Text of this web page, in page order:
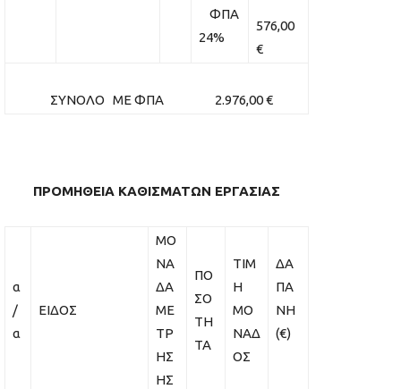
ΦΠΑ
24%
576,00
€
ΣΥΝΟΛΟ ΜΕ ΦΠΑ 2.976,00 €
ΠΡΟΜΗΘΕΙΑ ΚΑΘΙΣΜΑΤΩΝ ΕΡΓΑΣΙΑΣ
α
/
α
ΕΙΔΟΣ
ΜΟ
ΝΑ
ΔΑ
ΜΕ
ΤΡ
ΗΣ
ΗΣ
ΠΟ
ΣΟ
ΤΗ
ΤΑ
ΤΙΜ
Η
ΜΟ
ΝΑΔ
ΟΣ
ΔΑ
ΠΑ
ΝΗ
(€)